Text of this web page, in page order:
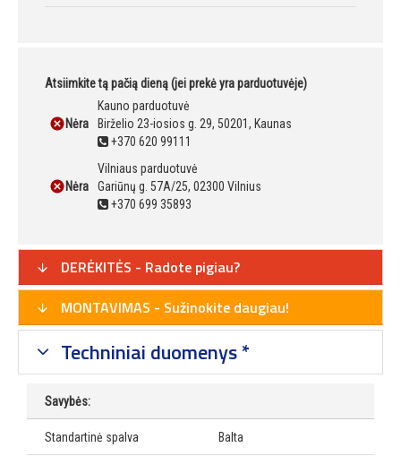
Atsiimkite tą pačią dieną (jei prekė yra parduotuvėje)
Nėra
Kauno parduotuvė
Birželio 23-iosios g. 29, 50201, Kaunas
+370 620 99111
Nėra
Vilniaus parduotuvė
Gariūnų g. 57A/25, 02300 Vilnius
+370 699 35893
DERĖKITĖS - Radote pigiau?
MONTAVIMAS - Sužinokite daugiau!
Techniniai duomenys *
Savybės:
Standartinė spalva Balta